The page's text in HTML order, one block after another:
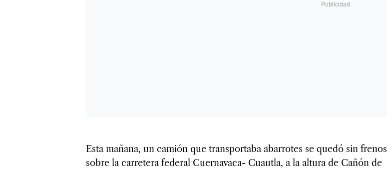
Esta mañana, un camión que transportaba abarrotes se quedó sin frenos
sobre la carretera federal Cuernavaca- Cuautla, a la altura de Cañón de